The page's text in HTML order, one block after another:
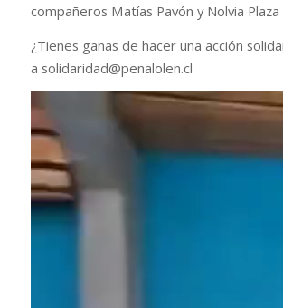
compañeros Matías Pavón y Nolvia
¿Tienes ganas de hacer una acción
a solidaridad@penalolen.cl